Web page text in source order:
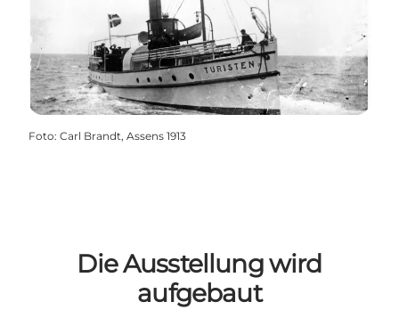
Foto: Carl Brandt, Assens 1913
Die Ausstellung wird
aufgebaut